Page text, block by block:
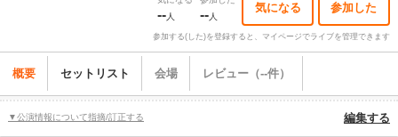
--人 --人
気になる 参加した
参加する(した)を登録すると、マイページでライブを管理できます
概要 セットリスト 会場 レビュー（--件）
▼公演情報について指摘/訂正する 編集する